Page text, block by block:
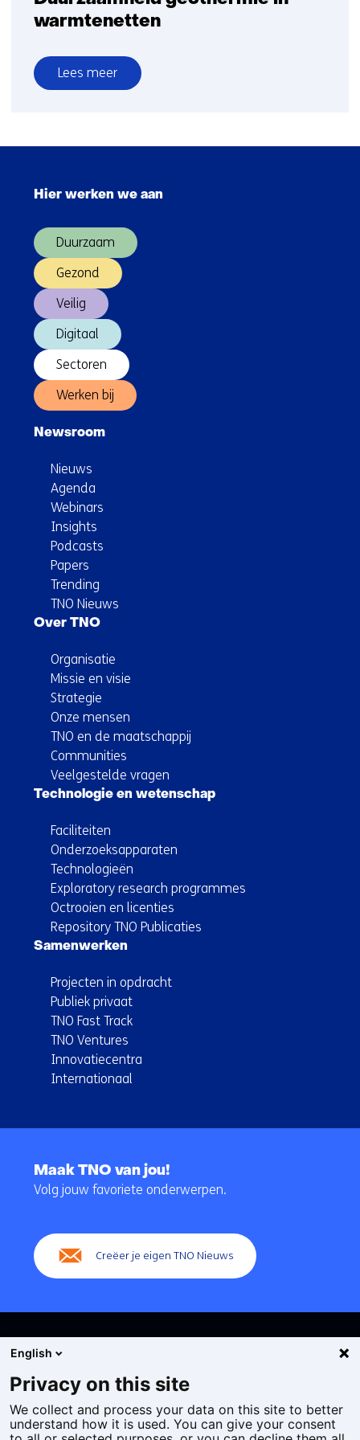
warmtenetten
Lees meer
over
in
Hier werken we aan
Duurzaam
Gezond
Veilig
Digitaal
Sectoren
Werken bij
Newsroom
Nieuws
Agenda
Webinars
Insights
Podcasts
Papers
Trending
TNO Nieuws
Over TNO
Organisatie
Missie en visie
Strategie
Onze mensen
TNO en de maatschappij
Communities
Veelgestelde vragen
Technologie en wetenschap
Faciliteiten
Onderzoeksapparaten
Technologieën
Exploratory research programmes
Octrooien en licenties
Repository TNO Publicaties
Samenwerken
Projecten in opdracht
Publiek privaat
TNO Fast Track
TNO Ventures
Innovatiecentra
Internationaal
navigatie
Maak TNO van jou!
Volg jouw favoriete onderwerpen.
Creëer je eigen TNO Nieuws
Cookies
Privacy statement
English
Privacy on this site
We collect and process your data on this site to better
understand how it is used. You can give your consent